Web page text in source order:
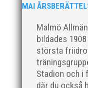
MAI
Malmö
bildades
största
Stadion och i
där du också